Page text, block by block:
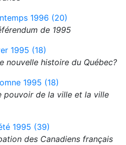
1996 (20)
de 1995
1995 (18)
nouvelle histoire du Québec?
1995 (18)
pouvoir de la ville et la ville
1995 (39)
des Canadiens français